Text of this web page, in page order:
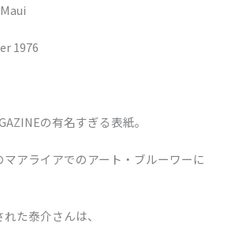
1976
の有名すぎる表紙。
アライアでのアート・ブルーワーに
た泰介さんは、